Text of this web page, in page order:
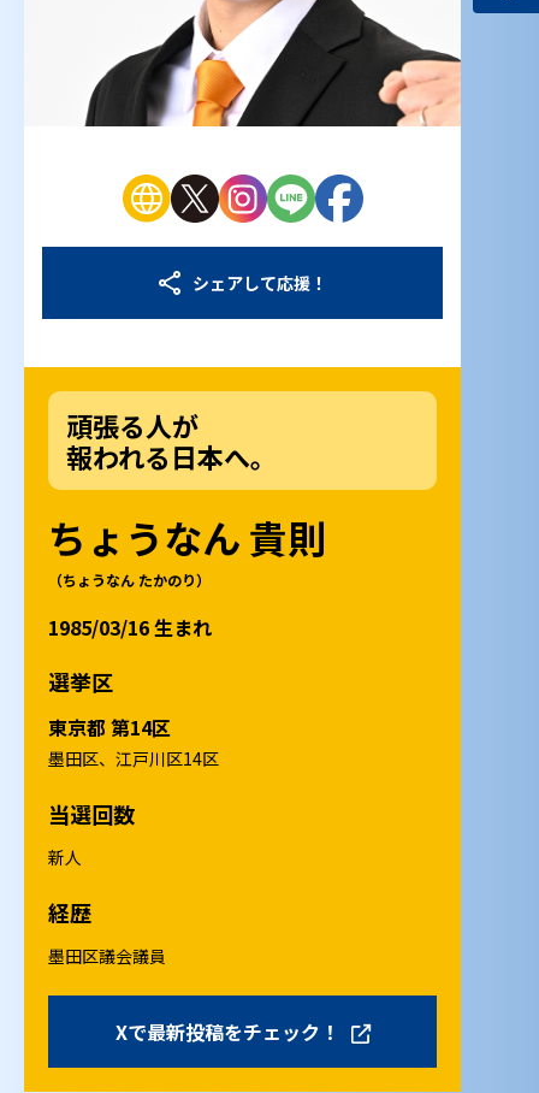
シェアして応援！
頑張る人が
報われる日本へ。
ちょうなん 貴則
（ちょうなん たかのり）
1985/03/16 生まれ
選挙区
東京都 第14区
墨田区、江戸川区14区
当選回数
新人
経歴
墨田区議会議員
Xで最新投稿をチェック！